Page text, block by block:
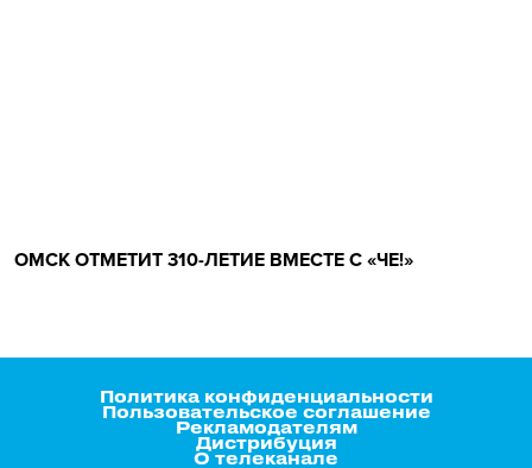
ОМСК ОТМЕТИТ 310-ЛЕТИЕ ВМЕСТЕ С «ЧЕ!»
Политика конфиденциальности
Пользовательское соглашение
Рекламодателям
Дистрибуция
О телеканале